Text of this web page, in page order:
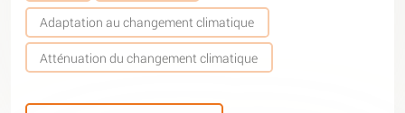
Adaptation au changement climatique
Atténuation du changement climatique